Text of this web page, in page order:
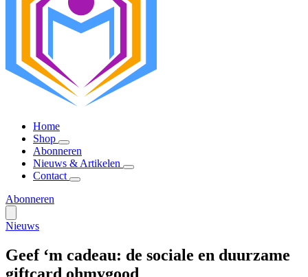
Home
Shop
Abonneren
Nieuws & Artikelen
Contact
Abonneren
Nieuws
Geef ‘m cadeau: de sociale en duurzame